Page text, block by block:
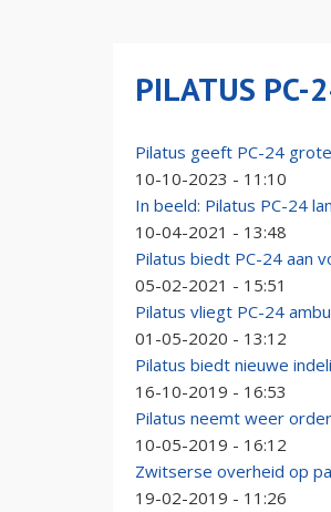
PILATUS PC-
Pilatus geeft PC-24
10-10-2023 - 11:10
In beeld: Pilatus PC-24
10-04-2021 - 13:48
Pilatus biedt PC-24 aan
05-02-2021 - 15:51
Pilatus vliegt PC-24
01-05-2020 - 13:12
Pilatus biedt nieuwe
16-10-2019 - 16:53
Pilatus neemt weer
10-05-2019 - 16:12
Zwitserse overheid op
19-02-2019 - 11:26